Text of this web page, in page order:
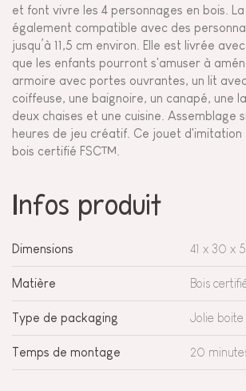
et font vivre les 4 personnages en bois.
également compatible avec des
jusqu’à 11,5 cm environ. Elle est livrée
que les enfants pourront s'amuser à
armoire avec portes ouvrantes, un lit
coiffeuse, une baignoire, un canapé, une
deux chaises et une cuisine. Assemblage
heures de jeu créatif. Ce jouet d'imitation
bois certifié FSC™.
Infos produit
Dimensions 41 x 30 x
Matière Bois
Type de packaging Jolie
Temps de montage 20